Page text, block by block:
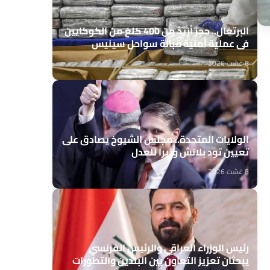
البرتغال.. حجز أزيد من 400 كلغ من الكوكايين
في عملية أمنية قبالة سواحل سينيس
8 غشت 2026
الولايات المتحدة.. مجلس الشيوخ يصادق على
تعيين تود بلانش وزيرا للعدل
8 غشت 2026
رئيس الوزراء العراقي والرئيس الفرنسي
يبحثان تعزيز التعاون بين البلدين والتطورات